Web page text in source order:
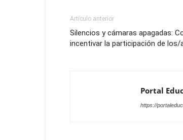
Artículo anterior
Silencios y cámaras apagadas:
incentivar la participación de
Portal
https://